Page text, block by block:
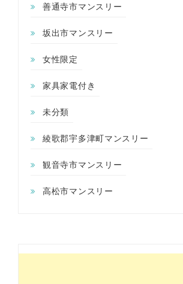
善通寺市マンスリー
坂出市マンスリー
女性限定
家具家電付き
未分類
綾歌郡宇多津町マンスリー
観音寺市マンスリー
高松市マンスリー